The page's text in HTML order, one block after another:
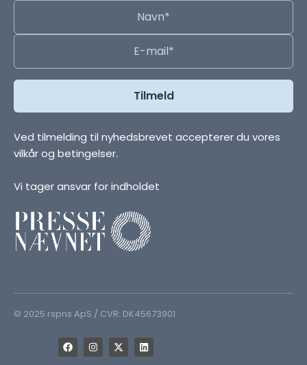
Ved tilmelding til nyhedsbrevet accepterer du vores
vilkår og betingelser.
Vi tager ansvar for indholdet
© 2025 rspns ApS / CVR: DK45673901